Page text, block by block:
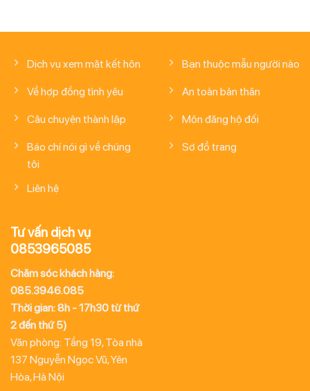
Dịch vụ xem mặt kết hôn
Về hợp đồng tình yêu
Câu chuyện thành lập
Báo chí nói gì về chúng
tôi
Liên hệ
Bạn thuộc mẫu người nào
An toàn bản thân
Môn đăng hộ đối
Sơ đồ trang
Tư vấn dịch vụ
0853965085
Chăm sóc khách hàng:
085.3946.085
Thời gian: 8h - 17h30 từ thứ
2 đến thứ 5)
Văn phòng: Tầng 19, Tòa nhà
137 Nguyễn Ngọc Vũ, Yên
Hòa, Hà Nội